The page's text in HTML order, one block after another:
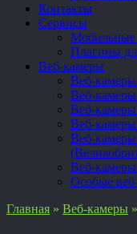
Контакты
Сервисы
Мобильные
Плагины
Веб-камеры
Веб-
Веб-
Веб-
Веб-
Веб-
Веб-
Особые
Главная » Веб-камеры »